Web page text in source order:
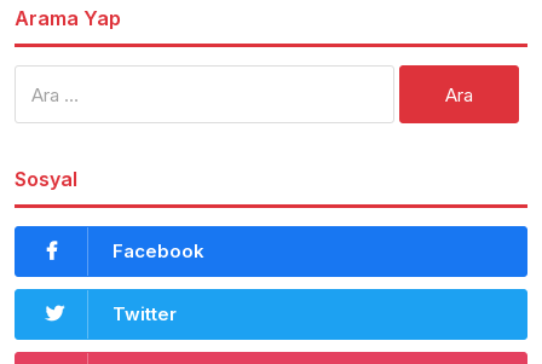
Arama Yap
Sosyal
Facebook
Twitter